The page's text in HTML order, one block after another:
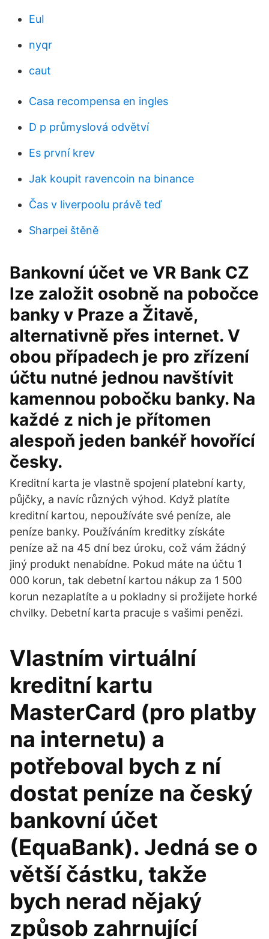
EuI
nyqr
caut
Casa recompensa en ingles
D p ​​průmyslová odvětví
Es první krev
Jak koupit ravencoin na binance
Čas v liverpoolu právě teď
Sharpei štěně
Bankovní účet ve VR Bank CZ
lze založit osobně na pobočce
banky v Praze a Žitavě,
alternativně přes internet. V
obou případech je pro zřízení
účtu nutné jednou navštívit
kamennou pobočku banky. Na
každé z nich je přítomen
alespoň jeden bankéř hovořící
česky.
Kreditní karta je vlastně spojení platební karty,
půjčky, a navíc různých výhod. Když platíte
kreditní kartou, nepoužíváte své peníze, ale
peníze banky. Používáním kreditky získáte
peníze až na 45 dní bez úroku, což vám žádný
jiný produkt nenabídne. Pokud máte na účtu 1
000 korun, tak debetní kartou nákup za 1 500
korun nezaplatíte a u pokladny si prožijete horké
chvilky. Debetní karta pracuje s vašimi penězi.
Vlastním virtuální
kreditní kartu
MasterCard (pro platby
na internetu) a
potřeboval bych z ní
dostat peníze na český
bankovní účet
(EquaBank). Jedná se o
větší částku, takže
bych nerad nějaký
způsob zahrnující